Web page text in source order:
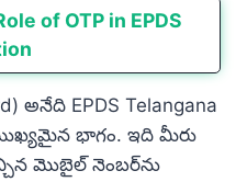
of OTP in EPDS
అనేది EPDS Telangana
భాగం. ఇది మీరు
మొబైల్ నెంబర్‌ను